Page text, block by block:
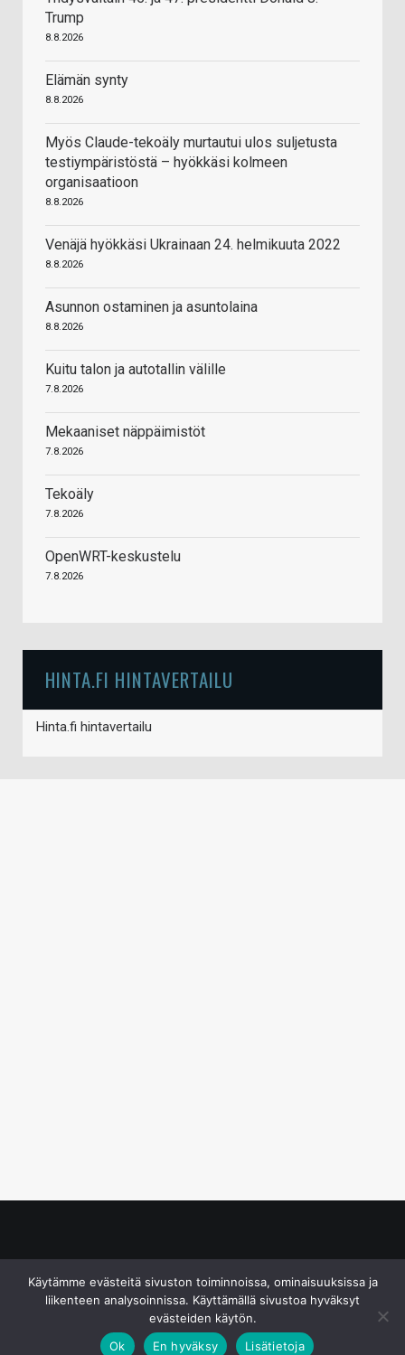
Trump
8.8.2026
Elämän synty
8.8.2026
Myös Claude-tekoäly murtautui ulos suljetusta
testiympäristöstä – hyökkäsi kolmeen
organisaatioon
8.8.2026
Venäjä hyökkäsi Ukrainaan 24. helmikuuta 2022
8.8.2026
Asunnon ostaminen ja asuntolaina
8.8.2026
Kuitu talon ja autotallin välille
7.8.2026
Mekaaniset näppäimistöt
7.8.2026
Tekoäly
7.8.2026
OpenWRT-keskustelu
7.8.2026
HINTA.FI HINTAVERTAILU
Hinta.fi hintavertailu
Käytämme evästeitä sivuston toiminnoissa, ominaisuuksissa ja
liikenteen analysoinnissa. Käyttämällä sivustoa hyväksyt
evästeiden käytön.
Ok
En hyväksy Lisätietoja